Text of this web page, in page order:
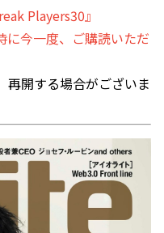
Players30』
今一度、ご購読いただ
開する場合がございま